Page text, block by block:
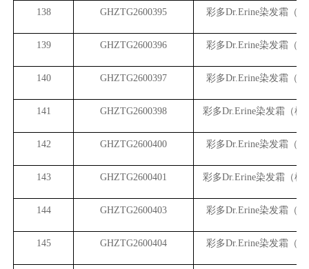
138 GHZTG2600395 彩多Dr.Erine染发霜（
139 GHZTG2600396 彩多Dr.Erine染发霜（
140 GHZTG2600397 彩多Dr.Erine染发霜（
141 GHZTG2600398 彩多Dr.Erine染发霜（植
142 GHZTG2600400 彩多Dr.Erine染发霜（
143 GHZTG2600401 彩多Dr.Erine染发霜（植
144 GHZTG2600403 彩多Dr.Erine染发霜（
145 GHZTG2600404 彩多Dr.Erine染发霜（